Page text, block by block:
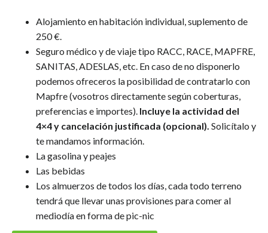
Alojamiento en habitación individual, suplemento de
250 €.
Seguro médico y de viaje tipo RACC, RACE, MAPFRE,
SANITAS, ADESLAS, etc. En caso de no disponerlo
podemos ofreceros la posibilidad de contratarlo con
Mapfre (vosotros directamente según coberturas,
preferencias e importes). Incluye la actividad del
4×4 y cancelación justificada (opcional). Solicítalo y
te mandamos información.
La gasolina y peajes
Las bebidas
Los almuerzos de todos los días, cada todo terreno
tendrá que llevar unas provisiones para comer al
mediodía en forma de pic-nic